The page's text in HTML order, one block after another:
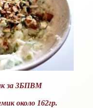
за 3БПВМ
около 162гр.